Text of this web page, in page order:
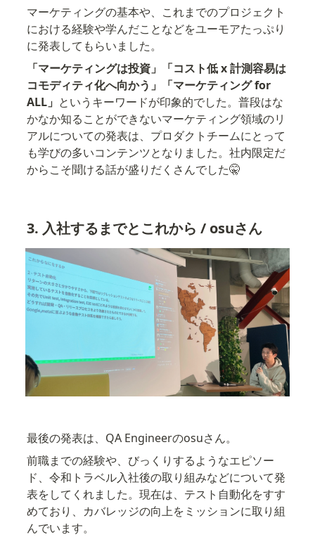
マーケティングの基本や、これまでのプロジェクト
における経験や学んだことなどをユーモアたっぷり
に発表してもらいました。
「マーケティングは投資」「コスト低 x 計測容易は
コモディティ化へ向かう」「マーケティング for
ALL」 というキーワードが印象的でした。普段はな
かなか知ることができないマーケティング領域のリ
アルについての発表は、プロダクトチームにとって
も学びの多いコンテンツとなりました。社内限定だ
からこそ聞ける話が盛りだくさんでした🤫
3. 入社するまでとこれから / osuさん
最後の発表は、QA Engineerのosuさん。
前職までの経験や、びっくりするようなエピソー
ド、令和トラベル入社後の取り組みなどについて発
表をしてくれました。現在は、テスト自動化をすす
めており、カバレッジの向上をミッションに取り組
んでいます。